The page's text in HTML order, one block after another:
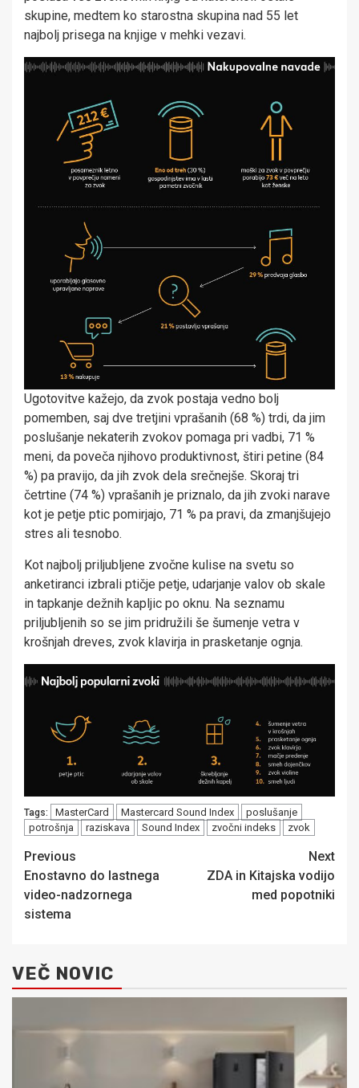
skupine, medtem ko starostna skupina nad 55 let
najbolj prisega na knjige v mehki vezavi.
Ugotovitve kažejo, da zvok postaja vedno bolj
pomemben, saj dve tretjini vprašanih (68 %) trdi, da jim
poslušanje nekaterih zvokov pomaga pri vadbi, 71 %
meni, da poveča njihovo produktivnost, štiri petine (84
%) pa pravijo, da jih zvok dela srečnejše. Skoraj tri
četrtine (74 %) vprašanih je priznalo, da jih zvoki narave
kot je petje ptic pomirjajo, 71 % pa pravi, da zmanjšujejo
stres ali tesnobo.
Kot najbolj priljubljene zvočne kulise na svetu so
anketiranci izbrali ptičje petje, udarjanje valov ob skale
in tapkanje dežnih kapljic po oknu. Na seznamu
priljubljenih so se jim pridružili še šumenje vetra v
krošnjah dreves, zvok klavirja in prasketanje ognja.
Tags: MasterCard Mastercard Sound Index
poslušanje
potrošnja
raziskava Sound Index zvočni indeks zvok
Post
navigation
Previous
Enostavno do lastnega
video-nadzornega
sistema
Next
ZDA in Kitajska vodijo
med popotniki
VEČ NOVIC